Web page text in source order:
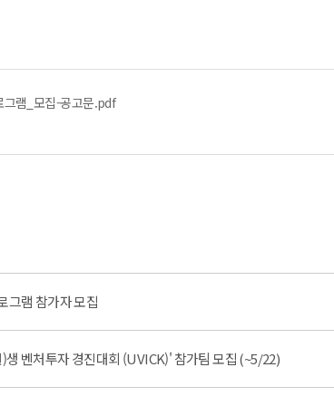
램_모집-공고문.pdf
그램 참가자 모집
벤처투자 경진대회 (UVICK)' 참가팀 모집 (~5/22)